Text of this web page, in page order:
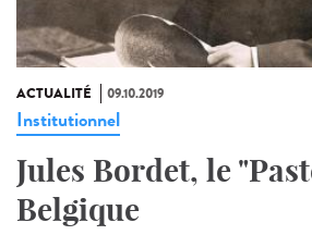
ACTUALITÉ 09.10.2019
Institutionnel
Jules Bordet, le
Belgique